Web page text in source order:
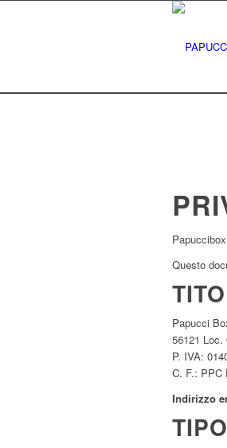
Questo
Papucci
56121
P. IVA:
C. F.: PPC
Indirizzo